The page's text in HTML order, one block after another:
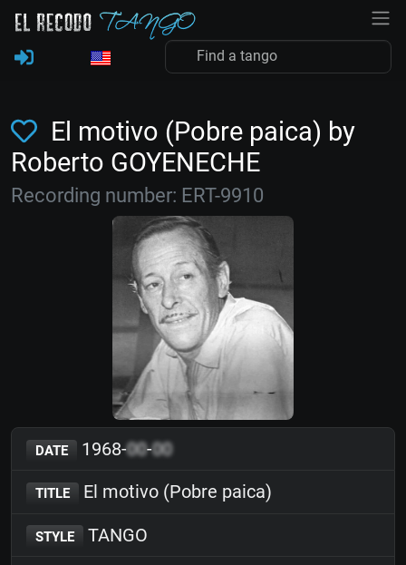
El motivo (Pobre paica) by
Roberto GOYENECHE
Recording number: ERT-9910
DATE 1968-00-00
TITLE El motivo (Pobre paica)
STYLE TANGO